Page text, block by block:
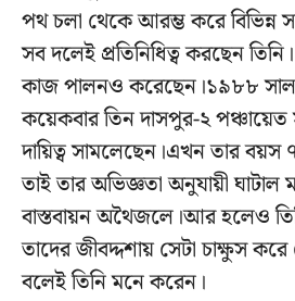
পথ চলা থেকে আরম্ভ করে বিভিন্ন
সব দলেই প্রতিনিধিত্ব করছেন
কাজ পালনও করেছেন।১৯৮৮
কয়েকবার তিন দাসপুর-২ পঞ্চায়েত
দায়িত্ব সামলেছেন।এখন তার
তাই তার অভিজ্ঞতা অনুযায়ী ঘাটাল
বাস্তবায়ন অথৈজলে।আর হলেও
তাদের জীবদ্দশায় সেটা চাক্ষুস
বলেই তিনি মনে করেন।